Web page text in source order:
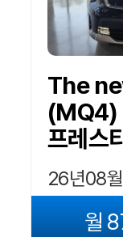
The
(MQ4)
프레스티
26년08
하이브리드
월